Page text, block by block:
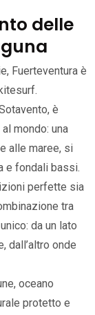
delle
, Fuerteventuraè
, è
mondo: una
alle maree, si
e fondali bassi.
perfette sia
tra
da un lato
dall’altro onde
oceano
protetto e